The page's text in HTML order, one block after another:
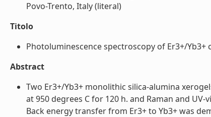
Povo-Trento, Italy (literal)
Titolo
Photoluminescence spectroscopy of Er3+/
Abstract
Two Er3+/Yb3+ monolithic silica-alumina
at 950 degrees C for 120 h. and Raman and
Back energy transfer from Er3+ to Yb3+ was